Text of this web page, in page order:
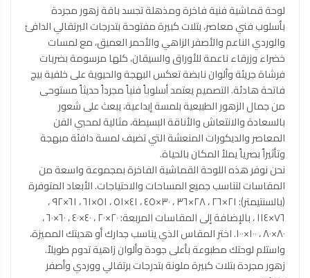
لوحة قماشية فنية فاخرة ومذهلة تجسد باقة زهور مجردة
بأسلوب فني معاصر، بتلات كبيرة مفتوحة بتدرجات البرتقالي الدافئ
والوردي الناعم والأصفر الزاهي والأحمر العميق، مع لمسات
خضراء وزرقاء ناعمة للأوراق والسيقان، كلها مرسومة بضربات
فرشاة جريئة وألوان نابضة تعكس البهجة والحيوية على خلفية بيج
فاتحة هادئة. التصميم يعتمد أسلوباً فنياً مجرداً حديثاً مستوحى
من جمال الزهور الطبيعية بلمسة إبداعية، يبعث على شعور
بالسعادة والانتعاش والأناقة البسيطة، مثالية لمحبي الفن
المعاصر والديكورات المنعشة التي تضيف لمسة دافئة مبهجة
وتأثيراً بصرياً يملأ المكان بالحياة.
نحن نوفر هذه اللوحة القماشية الفاخرة بمجموعة واسعة من
المقاسات لتناسب جميع المساحات والاحتياجات. الأبعاد المتوفرة
(بالسنتيمتر): ٢١×٢٦ ، ٢٨×٣٦ ، ٣٠×٤٥ ، ٤١×٥١ ، ٥١×٦١ ، ٦١×٩٢ ،
٧٦×١١٤ ، بالإضافة إلى المقاسات المربعة: ٢٠×٢٠ ، ٤٠×٤٠ ، ٦٠×٦٠ ،
٨٠×٨٠ ، ١٠٠×١٠٠. اختر المقاس الذي يناسب جدارك أو هديتك المميزة،
واستلم لوحتك مطبوعة بأعلى جودة وألوان زاهية تدوم طويلاً.
زهور مجردة بتلات كبيرة ملونة بتدرجات برتقالي ووردي وأصفر